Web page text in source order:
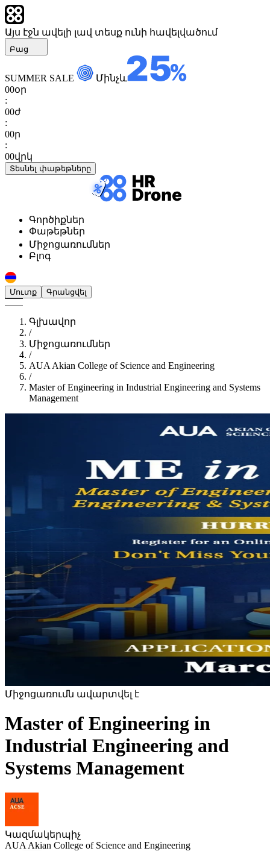
Այս էջն ավելի լավ տեսք ունի հավելվածում
Բաց
SUMMER SALE
Մինչև
00օր
:
00ժ
:
00ր
:
00վրկ
Տեսնել փաթեթները
Գործիքներ
Փաթեթներ
Միջոցառումներ
Բլոգ
Մուտք Գրանցվել
Գլխավոր
/
Միջոցառումներ
/
AUA Akian College of Science and Engineering
/
Master of Engineering in Industrial Engineering and Systems
Management
Միջոցառումն ավարտվել է
Master of Engineering in
Industrial Engineering and
Systems Management
Կազմակերպիչ
AUA Akian College of Science and Engineering